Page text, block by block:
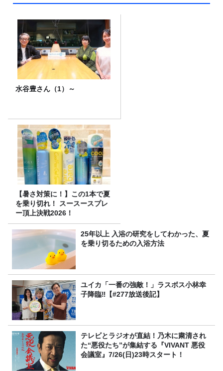
水谷豊さん（1）～
【暑さ対策に！】この1本で夏
を乗り切れ！ スースースプレ
ー頂上決戦2026！
25年以上 入浴の研究をしてわかった、夏
を乗り切るための入浴方法
ユイカ「一番の強敵！」ラスボス小林幸
子降臨‼【#277放送後記】
テレビとラジオが直結！乃木に粛清され
た“悪役たち”が集結する『VIVANT 悪役
会議室』7/26(日)23時スタート！